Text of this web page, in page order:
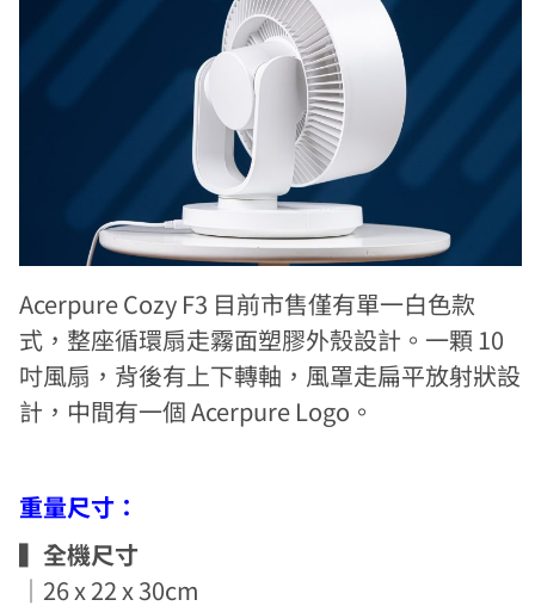
Acerpure Cozy F3 目前市售僅有單一白色款
式，整座循環扇走霧面塑膠外殼設計。一顆 10
吋風扇，背後有上下轉軸，風罩走扁平放射狀設
計，中間有一個 Acerpure Logo。
重量尺寸：
▍全機尺寸
｜26 x 22 x 30cm